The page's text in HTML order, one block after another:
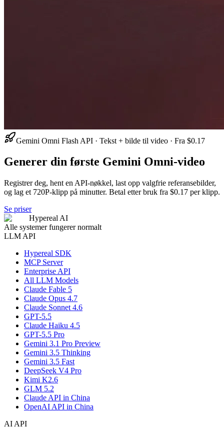
Gemini Omni Flash API · Tekst + bilde til video · Fra $0.17
Generer din første Gemini Omni-video
Registrer deg, hent en API-nøkkel, last opp valgfrie referansebilder,
og lag et 720P-klipp på minutter. Betal etter bruk fra $0.17 per klipp.
Se priser
Hypereal AI
Alle systemer fungerer normalt
LLM API
Hypereal SDK
MCP Server
Enterprise API
All LLM Models
Claude Fable 5
Claude Opus 4.7
Claude Sonnet 4.6
GPT-5.5
Claude Haiku 4.5
GPT-5.5 Pro
Gemini 3.1 Pro Preview
Gemini 3.5 Thinking
Gemini 3.5 Fast
DeepSeek V4 Pro
Kimi K2.6
GLM 5.2
Claude API in China
OpenAI API in China
AI API